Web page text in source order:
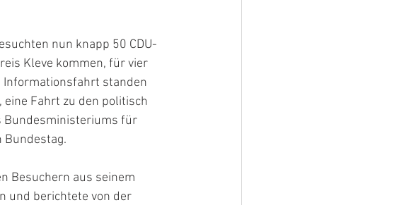
nun knapp 50 CDU-
Kleve kommen, für vier
Informationsfahrt standen
eine Fahrt zu den politisch
Bundesministeriums für
Bundestag.
Besuchern aus seinem
und berichtete von der